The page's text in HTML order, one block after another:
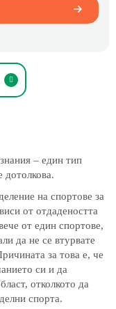
– един тип
дотолкова.
на спортове за
от отдадеността
от един спортове,
да не се втурвате
за това е, че
си и да
отколкото да
спорта.